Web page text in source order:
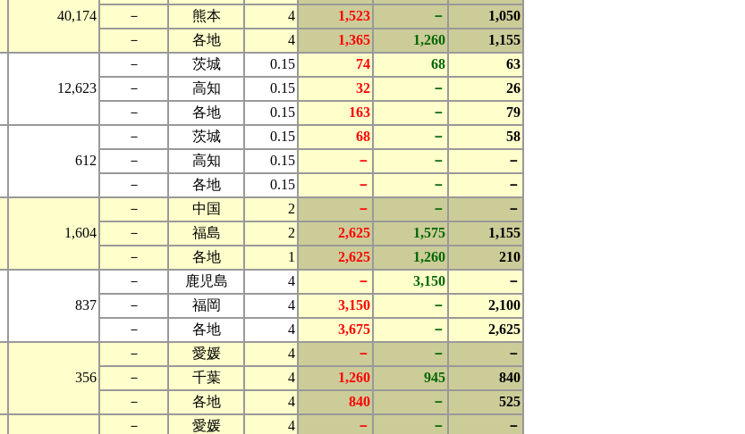
40,174
－
熊本 4 1,523 －
1,050
－
各地 4 1,365 1,260 1,155
12,623
－ 茨城 0.15 74 68
63
－
高知 0.15 32 －
26
－
各地 0.15 163 － 79
612
－ 茨城 0.15 68 －
58
－
高知 0.15 － －
－
－
各地 0.15 － － －
1,604
－ 中国 2 － －
－
－
福島 2 2,625 1,575
1,155
－
各地 1 2,625 1,260 210
837
－ 鹿児島 4 － 3,150
－
－
福岡 4 3,150 －
2,100
－
各地 4 3,675 － 2,625
356
－ 愛媛 4 － －
－
－
千葉 4 1,260 945
840
－
各地 4 840 － 525
－ 愛媛 4 － －
－